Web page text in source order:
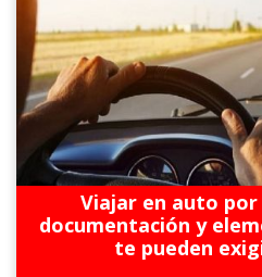
Viajar en auto
documentación y
te pueden